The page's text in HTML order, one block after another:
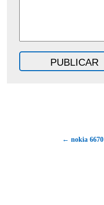
← nokia 6670